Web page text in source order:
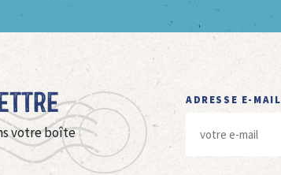
votre boîte
ADRESSE E-MAIL